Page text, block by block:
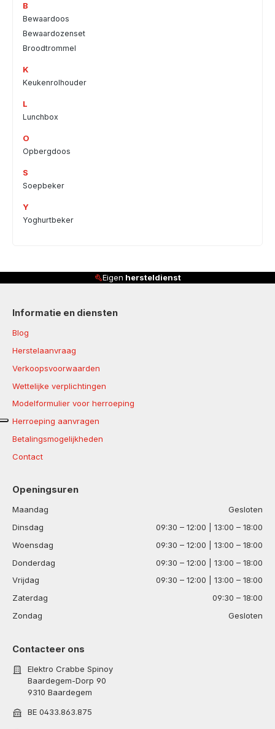
B
Bewaardoos
Bewaardozenset
Broodtrommel
K
Keukenrolhouder
L
Lunchbox
O
Opbergdoos
S
Soepbeker
Y
Yoghurtbeker
Eigen hersteldienst
Informatie en diensten
Blog
Herstelaanvraag
Verkoopsvoorwaarden
Wettelijke verplichtingen
Modelformulier voor herroeping
Herroeping aanvragen
Betalingsmogelijkheden
Contact
Openingsuren
Maandag
Gesloten
Dinsdag
09:30 – 12:00 | 13:00 – 18:00
Woensdag
09:30 – 12:00 | 13:00 – 18:00
Donderdag
09:30 – 12:00 | 13:00 – 18:00
Vrijdag
09:30 – 12:00 | 13:00 – 18:00
Zaterdag
09:30 – 18:00
Zondag
Gesloten
Contacteer ons
Elektro Crabbe Spinoy
Baardegem-Dorp 90
9310 Baardegem
BE 0433.863.875